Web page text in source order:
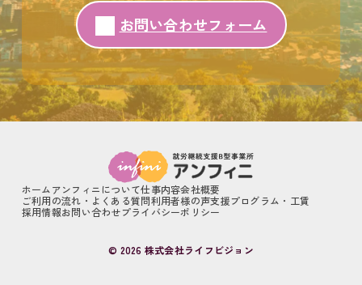
お問い合わせフォーム
ホームアンフィニについて仕事内容会社概要
ご利用の流れ・よくある質問利用者様の声支援プログラム・工賃
採用情報お問い合わせプライバシーポリシー
© 2026 株式会社ライフビジョン